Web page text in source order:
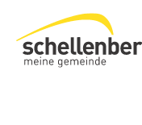
Gemeinde Schellenberg Startseite